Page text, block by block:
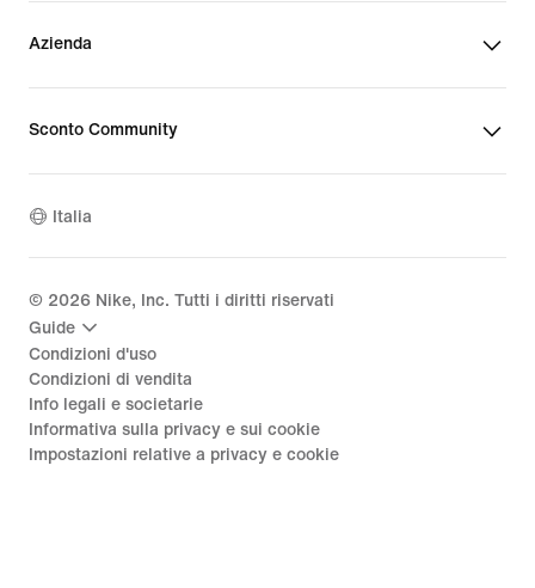
Azienda
Sconto Community
Italia
© 2026 Nike, Inc. Tutti i diritti riservati
Guide
Condizioni d'uso
Condizioni di vendita
Info legali e societarie
Informativa sulla privacy e sui cookie
Impostazioni relative a privacy e cookie